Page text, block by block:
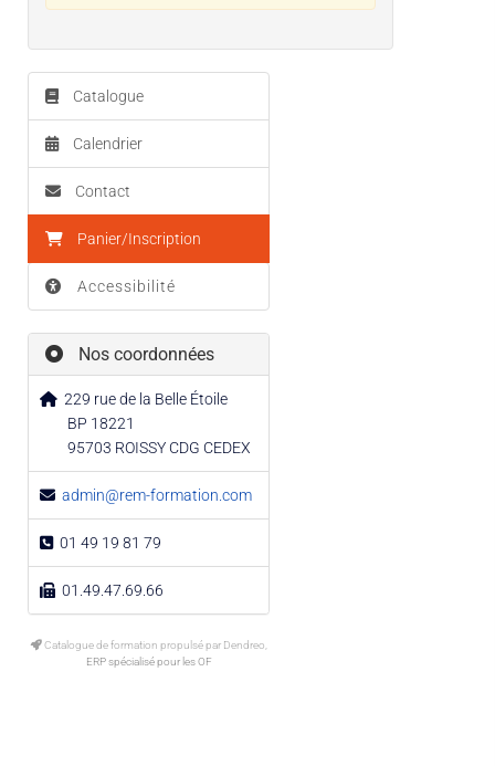
Catalogue
Calendrier
Contact
Panier/Inscription
Accessibilité
Nos coordonnées
229 rue de la Belle Étoile
BP 18221
95703 ROISSY CDG CEDEX
admin@rem-formation.com
01 49 19 81 79
01.49.47.69.66
Catalogue de formation propulsé par Dendreo,
ERP spécialisé pour les OF